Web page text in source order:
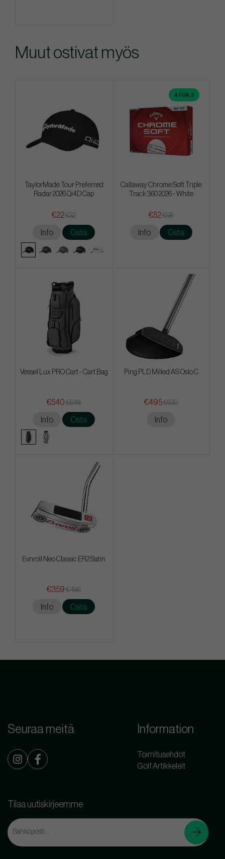
Muut ostivat myös
TaylorMade Tour Preferred
Radar 2026 Qi4D Cap
€22€32
Info Osta
4 FOR 3
Callaway Chrome Soft Triple
Track 360 2026 - White
€52€58
Info Osta
Vessel Lux PRO Cart - Cart Bag
€540 €648
Info Osta
Ping PLD Milled AS Oslo C
€495€630
Info
Evnroll Neo Classic ER2 Satin
€359 €486
Info Osta
Seuraa meitä Information
Toimitusehdot
Golf Artikkeleit
Tilaa uutiskirjeemme